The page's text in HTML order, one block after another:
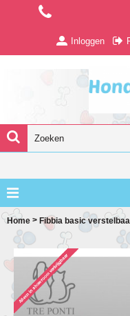
Inloggen
Home > Fibbia basic